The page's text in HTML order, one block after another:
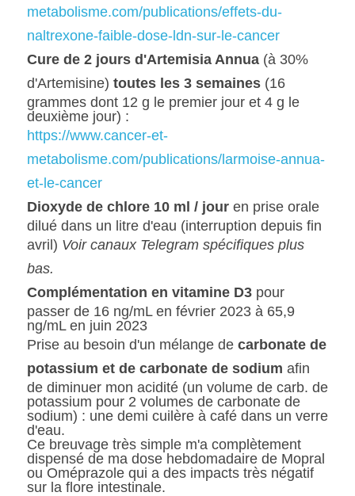
metabolisme.com/publications/effets-du-
naltrexone-faible-dose-ldn-sur-le-cancer
Cure de 2 jours d'Artemisia Annua (à 30%
d'Artemisine) toutes les 3 semaines (16
grammes dont 12 g le premier jour et 4 g le
deuxième jour) :
https://www.cancer-et-
metabolisme.com/publications/larmoise-annua-
et-le-cancer
Dioxyde de chlore 10 ml / jour en prise orale
dilué dans un litre d'eau (interruption depuis fin
avril) Voir canaux Telegram spécifiques plus
bas.
Complémentation en vitamine D3 pour
passer de 16 ng/mL en février 2023 à 65,9
ng/mL en juin 2023
Prise au besoin d'un mélange de carbonate de
potassium et de carbonate de sodium afin
de diminuer mon acidité (un volume de carb. de
potassium pour 2 volumes de carbonate de
sodium) : une demi cuilère à café dans un verre
d'eau.
Ce breuvage très simple m'a complètement
dispensé de ma dose hebdomadaire de Mopral
ou Oméprazole qui a des impacts très négatif
sur la flore intestinale.